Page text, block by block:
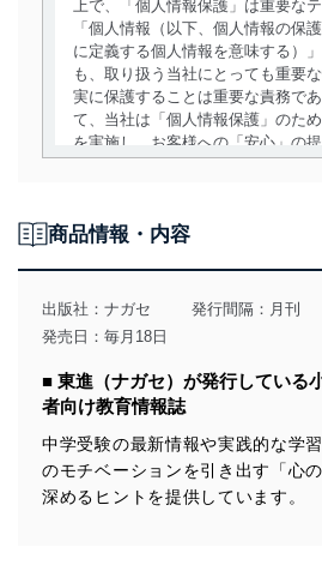
上で、「個人情報保護」は重要なテ
「個人情報（以下、個人情報の保
に定義する個人情報を意味する）
も、取り扱う当社にとっても重要
実に保護することは重要な責務で
て、当社は「個人情報保護」のた
を実施し、お客様への「安心」の
用目的を明確にし、本人の同意を
達成に必要な範囲内で適法かつ公
得・利用・提供を行います。また
個人情報は、同意を得ずに目的外
みを確実にするため、従業者等の
ます。また、目的外利用を行わな
措置を講じます。
法令遵守
商品情報・内容
出版社： ナガセ
発行間隔：月刊
発売日：毎月18日
■ 東進（ナガセ）が発行している
者向け教育情報誌
中学受験の最新情報や実践的な学
のモチベーションを引き出す「心
深めるヒントを提供しています。